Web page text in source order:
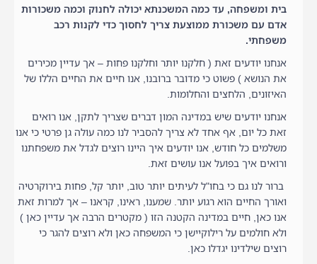
בית ומשפחה, עד כמה המשכנתא יכולה לחנוק וכמה משכורות
אדם עם משכורת ממוצעת צריך לחסוך כדי לקנות רכב
משפחתי.
אנחנו יודעים זאת ( חלקנו יותר וחלקנו פחות – אך עדיין מכירים
את הנושא ) פשוט כי מדובר ברובנו, אנו חיים את החיים הללו של
האיזונים, הלחצים והחלומות.
אנחנו יודעים שיש במדינה המון דברים שצריך לתקן, אנו רואים
זאת כל יום, אף אחד לא צריך להסביר לנו כמה עולה גן פרטי כי אנו
משלמים כל חודש, אנו יודעים איך היינו רוצים לגדל את משפחתנו
ורואים איך בפועל אנו עושים זאת.
ברור לנו גם כי בחו"ל לעיתים יותר טוב, יותר קל, פחות בירוקרטיה
ואורך החיים הוא רגוע יותר. שמענו, ראינו, קראנו – אך למרות זאת
אנו כאן, חיים במדינה הקטנה הזו ( מקטרים הרבה אך עדיין כאן )
ולא חולמים על רילוקיישן כי המשפחה כאן ולא רוצים להגר כי
רוצים שילדינו יגדלו כאן.